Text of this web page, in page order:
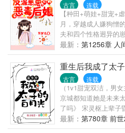
古言 连载
【种田+萌娃+甜宠+
月，穿越成人嫌狗憎
夫和四个性格迥异的
带你们赚他一个亿。
种田经商一把好手！
文习武，用正道的光
基：我是我娘养大的
的。异国公主：我是
老夫也是九月徒儿捡
众人大惊失色：首辅
来的？当朝首辅：介
最新： 第1256章 人
重生后我成了太
古言 连载
（1v1甜宠双洁，男
京城都知道她是未来
了吗》 宋灵枢上辈子
个身死人亡的下场。
紧太子的大腿，日子
最新： 第780章 前